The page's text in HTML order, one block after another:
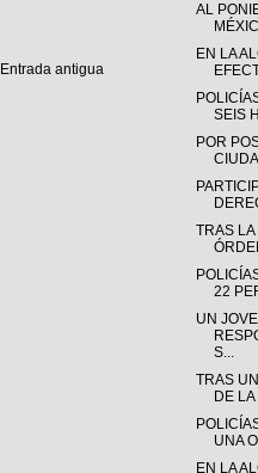
Entrada antigua
AL
EN LA
SEIS
POR
TRAS
22
UN
S...
TRAS
DE
UNA
EN LA